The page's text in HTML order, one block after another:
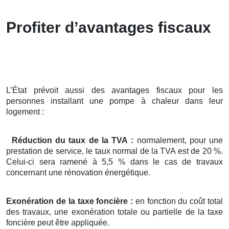
Profiter d’avantages fiscaux
L’État prévoit aussi des avantages fiscaux pour les
personnes installant une pompe à chaleur dans leur
logement :
Réduction du taux de la TVA : normalement, pour une
prestation de service, le taux normal de la TVA est de 20 %.
Celui-ci sera ramené à 5,5 % dans le cas de travaux
concernant une rénovation énergétique.
Exonération de la taxe foncière : en fonction du coût total
des travaux, une exonération totale ou partielle de la taxe
foncière peut être appliquée.